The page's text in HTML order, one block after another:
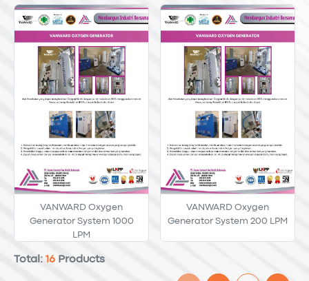
300 Titik Outlet Gas Medis
With Bedhead
VANWARD Oxygen
Generator System 1000
LPM
VANWARD Oxygen
Generator System 200 LPM
Total: 16 Products